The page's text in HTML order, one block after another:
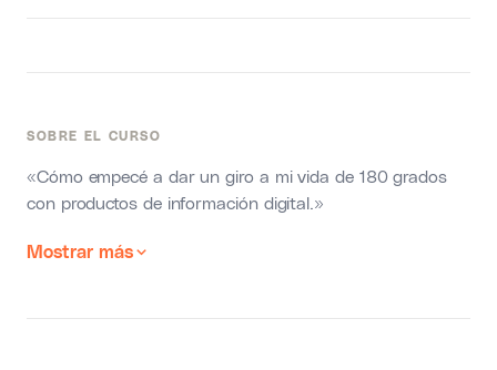
SOBRE EL CURSO
«Cómo empecé a dar un giro a mi vida de 180 grados
con productos de información digital.»
Mostrar más